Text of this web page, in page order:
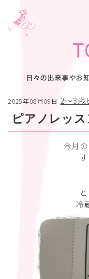
日々の出来事やお
2025年08月09日 2〜3歳
ピアノレッ
今月
冷